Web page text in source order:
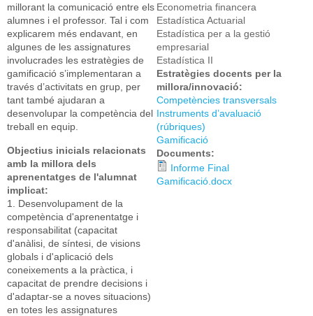
millorant la comunicació entre els
alumnes i el professor. Tal i com
explicarem més endavant, en
algunes de les assignatures
involucrades les estratègies de
gamificació s’implementaran a
través d’activitats en grup, per
tant també ajudaran a
desenvolupar la competència del
treball en equip.
Objectius inicials relacionats
amb la millora dels
aprenentatges de l'alumnat
implicat:
1. Desenvolupament de la
competència d'aprenentatge i
responsabilitat (capacitat
d'anàlisi, de síntesi, de visions
globals i d'aplicació dels
coneixements a la pràctica, i
capacitat de prendre decisions i
d'adaptar-se a noves situacions)
en totes les assignatures
Econometria financera
Estadística Actuarial
Estadística per a la gestió
empresarial
Estadística II
Estratègies docents per la
millora/innovació:
Competències transversals
Instruments d’avaluació
(rúbriques)
Gamificació
Documents:
Informe Final
Gamificació.docx